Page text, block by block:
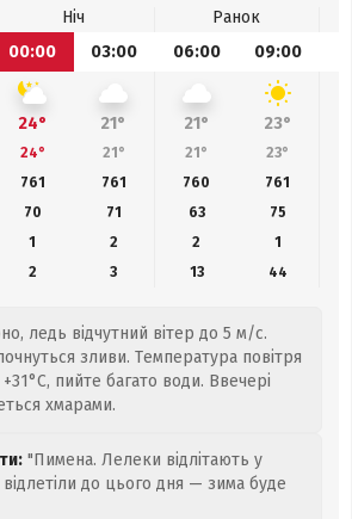
Ніч
Ранок
00:00
03:00 06:00 09:00
24° 21° 21° 23°
24° 21° 21° 23°
761
761 760 761
70
71 63 75
1
2 2
1
2
3 13 44
ледь відчутний вітер до 5 м/с.
зливи. Температура повітря
+31°C, пийте багато води. Ввечері
хмарами.
"Пимена. Лелеки відлітають у
до цього дня — зима буде